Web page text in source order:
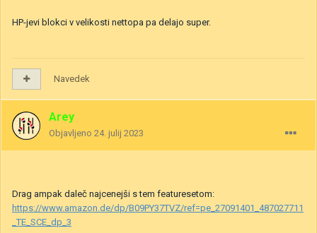
HP-jevi blokci v velikosti nettopa pa delajo super.
Navedek
Arey
Objavljeno 24. julij 2023
Drag ampak daleč najcenejši s tem featuresetom:
https://www.amazon.de/dp/B09PY37TVZ/ref=pe_27091401_487027711
_TE_SCE_dp_3